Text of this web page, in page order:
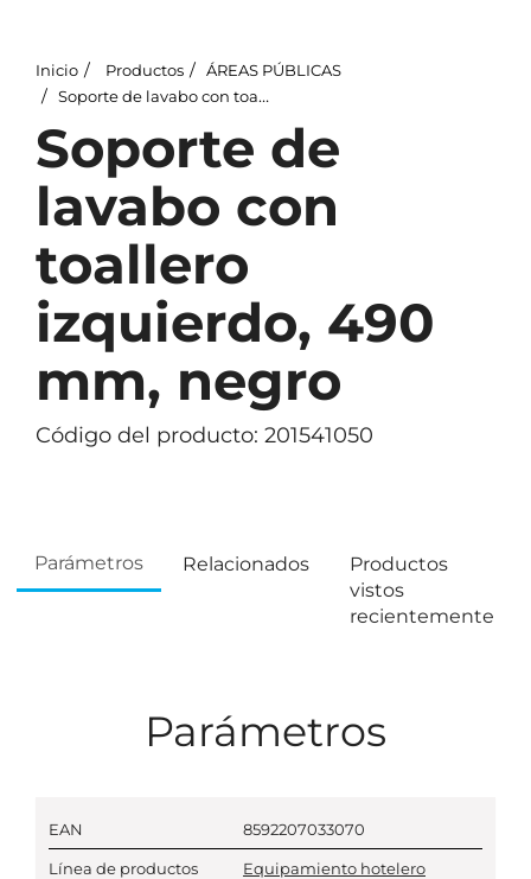
Inicio Productos
ÁREAS PÚBLICAS
Soporte de lavabo con toallero izquierdo, 490 mm, negro
Soporte de
lavabo con
toallero
izquierdo, 490
mm, negro
Código del producto: 201541050
Parámetros Relacionados
Productos
vistos
recientemente
Parámetros
EAN 8592207033070
Línea de productos Equipamiento hotelero